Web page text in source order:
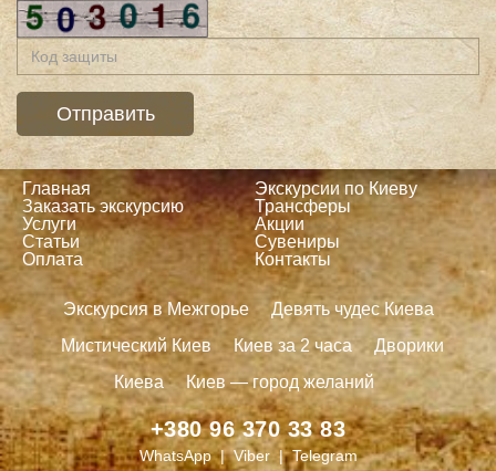
Главная
Экскурсии по Киеву
Заказать экскурсию
Трансферы
Услуги
Акции
Статьи
Сувениры
Оплата
Контакты
Экскурсия в Межгорье
Девять чудес Киева
Мистический Киев
Киев за 2 часа
Дворики
Киева
Киев — город желаний
+380 96 370 33 83
WhatsApp | Viber | Telegram